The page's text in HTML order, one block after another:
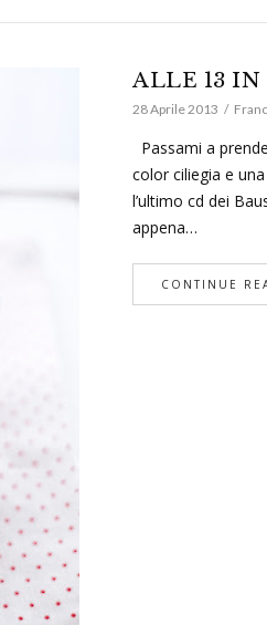
ALLE 13
28 Aprile 2013
Passami a
color ciliegia e
l’ultimo cd dei
appena…
CONTINUE